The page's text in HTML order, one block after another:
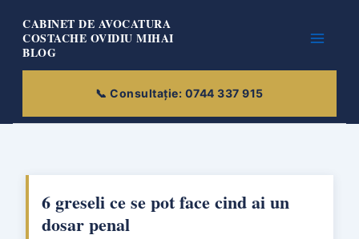
content
CABINET DE AVOCATURA
COSTACHE OVIDIU MIHAI
BLOG
6 greseli ce se pot face cind ai un
dosar penal